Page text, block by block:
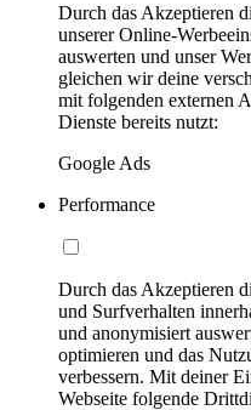
Durch das Akzeptieren
unserer Online-
auswerten und unser
gleichen wir deine
mit folgenden externen
Dienste bereits nutzt:
Google Ads
Performance
Durch das Akzeptieren
und Surfverhalten
und anonymisiert
optimieren und das
verbessern. Mit deiner
Webseite folgende